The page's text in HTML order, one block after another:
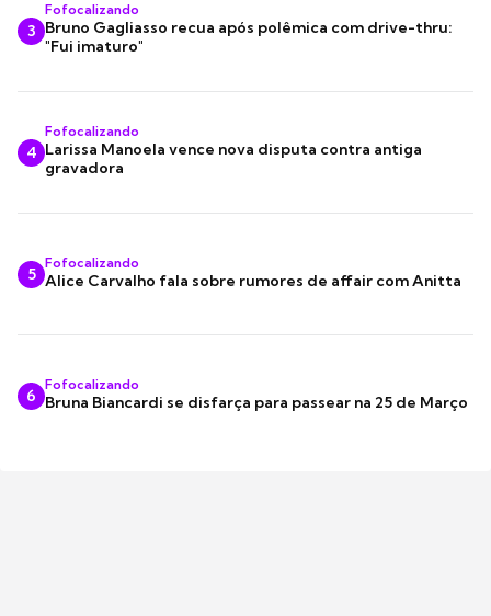
3
Fofocalizando
Bruno Gagliasso recua após polêmica com drive-thru:
"Fui imaturo"
4
Fofocalizando
Larissa Manoela vence nova disputa contra antiga
gravadora
5
Fofocalizando
Alice Carvalho fala sobre rumores de affair com Anitta
6
Fofocalizando
Bruna Biancardi se disfarça para passear na 25 de Março